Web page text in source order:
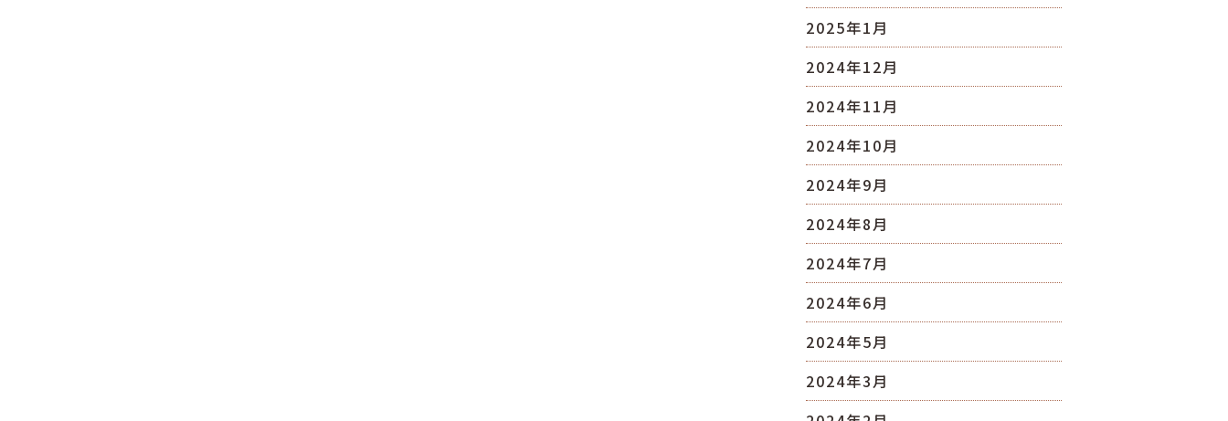
2025年1月
2024年12月
2024年11月
2024年10月
2024年9月
2024年8月
2024年7月
2024年6月
2024年5月
2024年3月